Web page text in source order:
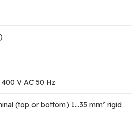
V AC 50 Hz
(top or bottom) 1…35 mm² rigid